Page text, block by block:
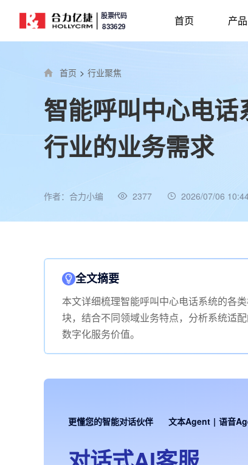
股票代码
833629 首页 产品
首页 > 行业聚焦
智能呼叫中心电
行业的业务需求
作者：合力小编 2377 2026/07/06
全文摘要
本文详细梳理智能呼叫中心电话系统的各
块，结合不同领域业务特点，分析系统适
数字化服务价值。
更懂您的智能对话伙伴 文本Agent | 语音